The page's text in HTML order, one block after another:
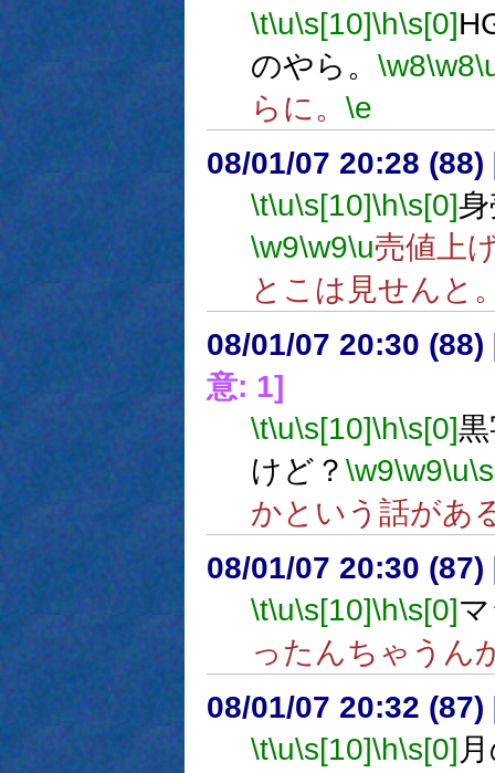
\t\u\s[10]\h\s[0]
のやら。 \w8\w8
らに。 \e
08/01/07 20:28 (88)
\t\u\s[10]\h\s[0]
\w9\w9\u売値上
とこは見せんと
08/01/07 20:30 (88)
意: 1]
\t\u\s[10]\h\s[0]
けど？ \w9\w9\u
かという話があ
08/01/07 20:30 (87)
\t\u\s[10]\h\s[0]
ったんちゃうん
08/01/07 20:32 (87)
\t\u\s[10]\h\s[0]